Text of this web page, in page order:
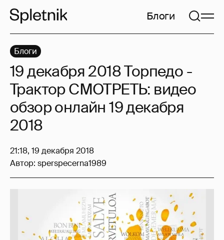
Блоги
Блоги
19 декабря 2018 Торпедо -
Трактор СМОТРЕТЬ: видео
обзор онлайн 19 декабря
2018
21:18, 19 декабря 2018
Автор: sperspecerna1989